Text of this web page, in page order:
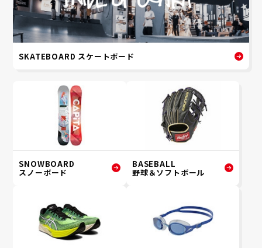
SKATEBOARD スケートボード
SNOWBOARD
スノーボード
BASEBALL
野球＆ソフトボール